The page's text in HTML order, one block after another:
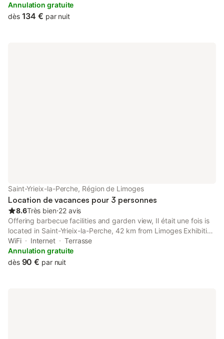
private check-in and check-out.
Annulation gratuite
dès 134 € par nuit
Saint-Yrieix-la-Perche, Région de Limoges
Location de vacances pour 3 personnes
8.6Très bien⋅22 avis
Offering barbecue facilities and garden view, Il était une fois is
located in Saint-Yrieix-la-Perche, 42 km from Limoges Exhibition
Center and 42 km from ESTER Limoges Technopole.
WiFi Internet
Terrasse
Annulation gratuite
dès 90 € par nuit